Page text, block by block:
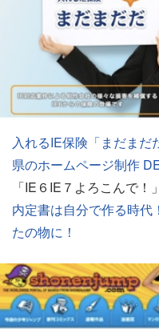
入れるIE保険「まだま
県のホームページ制作
「IE６IE７よろこんで！」
内定書は自分で作る時
たの物に！